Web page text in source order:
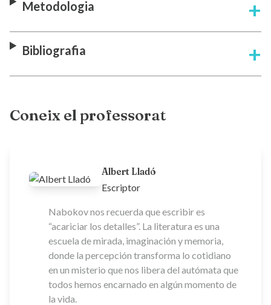
Metodologia
Bibliografia
Coneix el professorat
Albert Lladó
Escriptor
Nabokov nos recuerda que escribir es
“acariciar los detalles”. La literatura es una
escuela de mirada, imaginación y memoria,
donde la percepción transforma lo cotidiano
en un misterio que nos libera del autómata que
todos hemos encarnado en algún momento de
la vida.